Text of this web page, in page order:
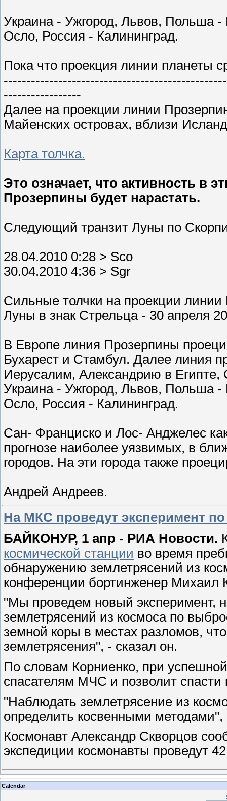
Украина - Ужгород, Львов, Польша
Осло, Россия - Калининград.
Пока что проекция линии планеты
-----------------
Далее на проекции линии
Майенских островах, вблизи
Карта толчка.
Это означает, что активность в
Прозерпины будет нарастать.
Следующий транзит Луны по
28.04.2010 0:28 > Sco
30.04.2010 4:36 > Sgr
Сильные толчки на проекции
Луны в знак Стрельца - 30 апреля
В Европе линия Прозерпины
Бухарест и Стамбул. Далее линия
Иерусалим, Александрию в
Украина - Ужгород, Львов, Польша
Осло, Россия - Калининград.
Сан- Франциско и Лос- Анджелес
прогнозе наиболее уязвимых, в
городов. На эти города также
Андрей Андреев.
На МКС проведут эксперимент
БАЙКОНУР, 1 апр - РИА Новости.
космической станции во время
обнаружению землетрясений из
конференции бортинженер Михаил
"Мы проведем новый эксперимент,
землетрясений из космоса по
земной коры в местах разломов,
землетрясения", - сказал он.
По словам Корниенко, при
спасателям МЧС и позволит спасти
"Наблюдать землетрясение из
определить косвенными методами",
Космонавт Александр Скворцов
экспедиции космонавты проведут
Calendar